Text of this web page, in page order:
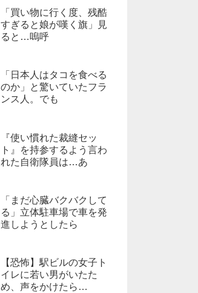
「買い物に行く度、残酷
すぎると娘が嘆く旗」見
ると…嗚呼
「日本人はタコを食べる
のか」と驚いていたフラ
ンス人。でも
『使い慣れた裁縫セッ
ト』を持参するよう言わ
れた自衛隊員は…あ
「まだ心臓バクバクして
る」立体駐車場で車を発
進しようとしたら
【恐怖】駅ビルの女子ト
イレに若い男がいたた
め、声をかけたら…